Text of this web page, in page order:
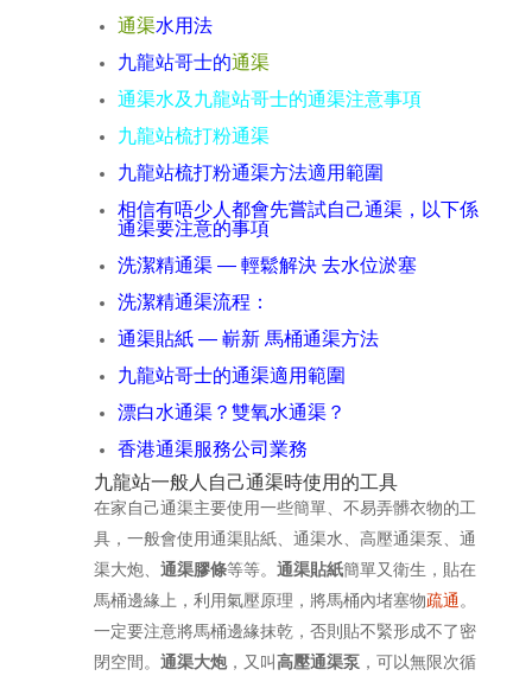
通渠水用法
九龍站哥士的通渠
通渠水及九龍站哥士的通渠注意事項
九龍站梳打粉通渠
九龍站梳打粉通渠方法適用範圍
相信有唔少人都會先嘗試自己通渠，以下係
通渠要注意的事項
洗潔精通渠 — 輕鬆解決 去水位淤塞
洗潔精通渠流程：
通渠貼紙 — 嶄新 馬桶通渠方法
九龍站哥士的通渠適用範圍
漂白水通渠？雙氧水通渠？
香港通渠服務公司業務
九龍站一般人自己通渠時使用的工具
在家自己通渠主要使用一些簡單、不易弄髒衣物的工
具，一般會使用通渠貼紙、通渠水、高壓通渠泵、通
渠大炮、 通渠膠條等等。 通渠貼紙簡單又衛生，貼在
馬桶邊緣上，利用氣壓原理，將馬桶內堵塞物疏通 。
一定要注意將馬桶邊緣抹乾，否則貼不緊形成不了密
閉空間。 通渠大炮，又叫高壓通渠泵，可以無限次循